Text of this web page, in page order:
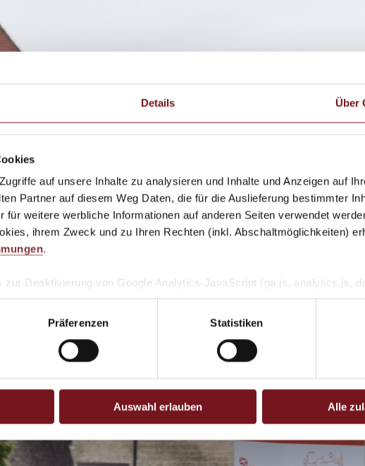
Details Über
auf unsere Inhalte zu analysieren und Inhalte und Anzeigen auf
Partner auf diesem Weg Daten, die für die Auslieferung bestimmter
für weitere werbliche Informationen auf anderen Seiten verwendet
ihrem Zweck und zu Ihren Rechten (inkl. Abschaltmöglichkeiten)
.
zur Deaktivierung von Google Analytics-JavaScript (ga.js, analytics.js,
dass Google Analytics ihre Daten verwendet.Wenn Sie Google
on für Ihren Webbrowser herunter und installieren Sie es.
Präferenzen Statistiken
Auswahl erlauben Alle